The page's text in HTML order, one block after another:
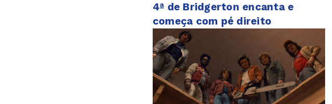
4ª de Bridgerton encanta e
começa com pé direito